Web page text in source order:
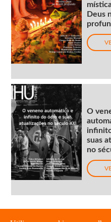
Deus
O
suas
no